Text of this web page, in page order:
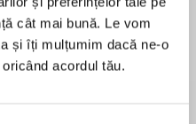
cât mai bună. Le vom
și îți mulțumim dacă ne-o
acordul tău.
the best-selling